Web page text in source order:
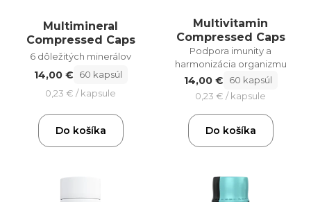
Multimineral
Compressed Caps
6 dôležitých minerálov
14,00 €
60 kapsúl
0,23 € / kapsule
Do košíka
Multivitamin
Compressed Caps
Podpora imunity a
harmonizácia organizmu
14,00 €
60 kapsúl
0,23 € / kapsule
Do košíka